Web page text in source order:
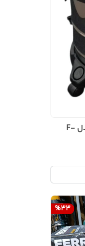
جارو شارژی سطلی فرکس مدل F-
%33